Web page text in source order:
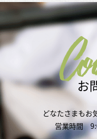
お
どなたさまもお
営業時間